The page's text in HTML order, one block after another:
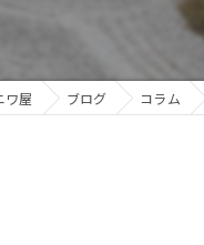
ワ屋 ブログ コラム